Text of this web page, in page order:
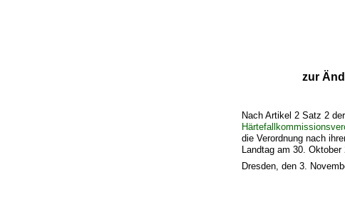
zur
Nach Artikel 2 Satz 2
die Verordnung nach
Landtag am 30.
Dresden, den 3.